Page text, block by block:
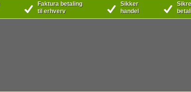
Faktura betaling
til erhverv
Sikker
handel
Sikre